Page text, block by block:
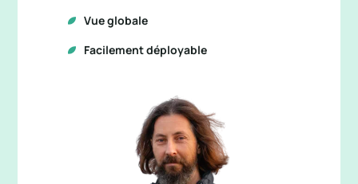
Vue globale
Facilement déployable